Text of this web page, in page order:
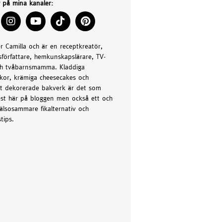
på mina kanaler:
Camilla och är en receptkreatör,
hemkunskapslärare, TV-
tvåbarnsmamma. Kladdiga
krämiga cheesecakes och
dekorerade bakverk är det som
här på bloggen men också ett och
fikalternativ och